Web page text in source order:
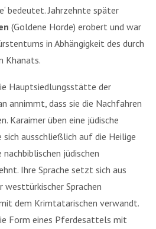
bedeutet. Jahrzehnte später
(Goldene Horde) erobert und war
in Abhängigkeit des durch
Khanats.
Hauptsiedlungsstätte der
annimmt, dass sie die Nachfahren
Karaimer üben eine jüdische
sich ausschließlich auf die Heilige
jüdischen
Ihre Sprache setzt sich aus
westtürkischer Sprachen
dem Krimtatarischen verwandt.
Form eines Pferdesattels mit